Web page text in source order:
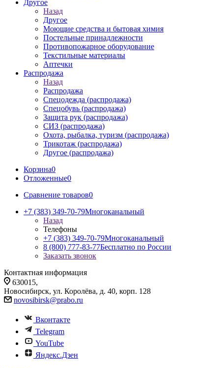
Другое
Назад
Другое
Моющие средства и бытовая химия
Постельные принадлежности
Противопожарное оборудование
Текстильные материалы
Аптечки
Распродажа
Назад
Распродажа
Спецодежда (распродажа)
Спецобувь (распродажа)
Защита рук (распродажа)
СИЗ (распродажа)
Охота, рыбалка, туризм (распродажа)
Трикотаж (распродажа)
Другое (распродажа)
Корзина0
Отложенные0
Сравнение товаров0
+7 (383) 349-70-79Многоканальный
Назад
Телефоны
+7 (383) 349-70-79Многоканальный
8 (800) 777-83-77Бесплатно по России
Заказать звонок
Контактная информация
630015,
Новосибирск, ул. Королёва, д. 40, корп. 128
novosibirsk@prabo.ru
Вконтакте
Telegram
YouTube
Яндекс.Дзен